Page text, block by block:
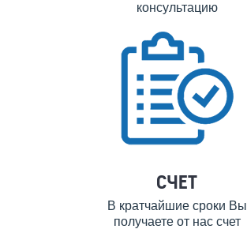
консультацию
СЧЕТ
В кратчайшие сроки Вы
получаете от нас счет